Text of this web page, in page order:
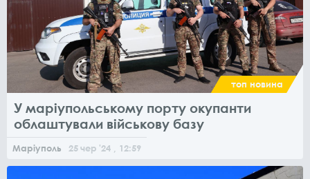
топ новина
У маріупольському порту окупанти
облаштували військову базу
Маріуполь 25чер '24 , 12:59